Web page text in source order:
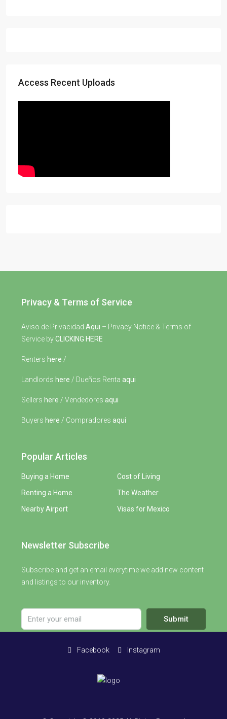
Access Recent Uploads
Privacy & Terms of Service
Aviso de Privacidad Aqui – Privacy Notice & Terms of
Service byCLICKING HERE
Renters here /
Landlords here / Dueños Renta aqui
Sellers here / Vendedores aqui
Buyers here / Compradores aqui
Popular Articles
Buying a Home
Renting a Home
Nearby Airport
Cost of Living
The Weather
Visas for Mexico
Newsletter Subscribe
Subscribe and get an email everytime we add new content
and listings to our inventory.
Submit
Facebook Instagram